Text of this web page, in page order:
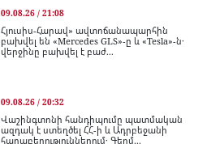
09.08.26 / 21:08
Հյուսիս-Հարավ» ավտոճանապարհին
բախվել են «Mercedes GLS»-ը և «Tesla»-ն․
վերջինը բախվել է բաժ...
09.08.26 / 20:32
Վաշինգտոնի հանդիպումը պատմական
ազդակ է ստեղծել ՀՀ-ի և Ադրբեջանի
հարաբերություններում․ Գերմ...